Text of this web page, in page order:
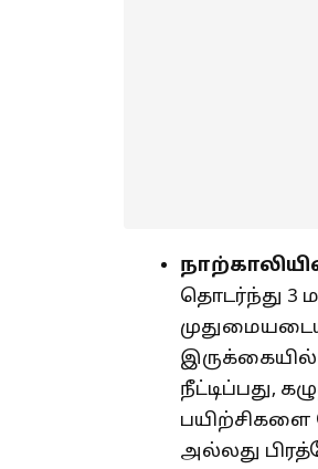
தொடர்ந்து 3
நீட்டிப்பது,
அல்லது